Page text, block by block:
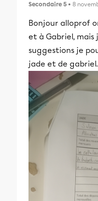
Secondaire 5 • 8
Bonjour alloprof
et à Gabriel,
suggestions je
jade et de gabriel.